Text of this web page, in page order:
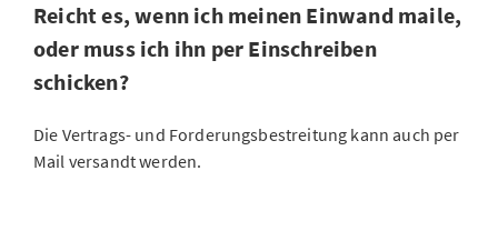
Reicht es, wenn ich meinen Einwand maile,
oder muss ich ihn per Einschreiben
schicken?
Die Vertrags- und Forderungsbestreitung kann auch per
Mail versandt werden.